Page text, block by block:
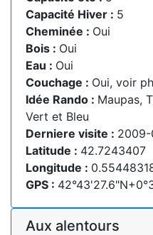
Capacité Hiver : 5
Cheminée : Oui
Bois : Oui
Eau : Oui
Couchage : Oui, voir
Idée Rando : Maupas,
Vert et Bleu
Derniere visite :
Latitude : 42.7243407
Longitude :
GPS :
Aux alentours